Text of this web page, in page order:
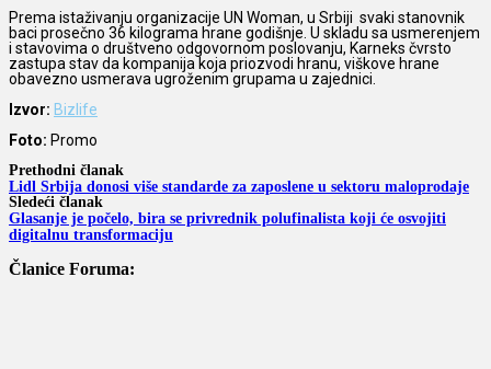
Prema istaživanju organizacije UN Woman, u Srbiji svaki stanovnik
baci prosečno 36 kilograma hrane godišnje. U skladu sa usmerenjem
i stavovima o društveno odgovornom poslovanju, Karneks čvrsto
zastupa stav da kompanija koja priozvodi hranu, viškove hrane
obavezno usmerava ugroženim grupama u zajednici.
Izvor: Bizlife
Foto: Promo
Prethodni članak
Lidl Srbija donosi više standarde za zaposlene u sektoru maloprodaje
Sledeći članak
Glasanje je počelo, bira se privrednik polufinalista koji će osvojiti
digitalnu transformaciju
Članice Foruma: